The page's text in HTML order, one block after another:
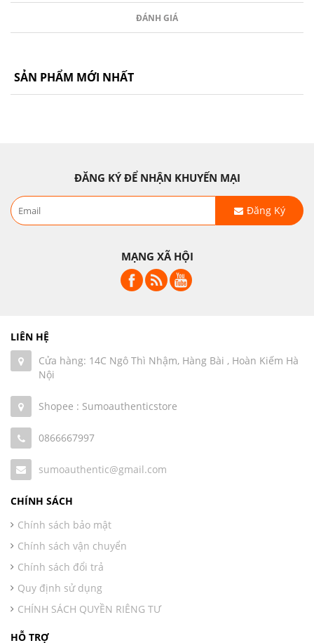
ĐÁNH GIÁ
SẢN PHẨM MỚI NHẤT
ĐĂNG KÝ ĐỂ NHẬN KHUYẾN MẠI
Đăng Ký
MẠNG XÃ HỘI
LIÊN HỆ
Cửa hàng: 14C Ngô Thì Nhậm, Hàng Bài , Hoàn Kiếm Hà
Nội
Shopee : Sumoauthenticstore
0866667997
sumoauthentic@gmail.com
CHÍNH SÁCH
Chính sách bảo mật
Chính sách vận chuyển
Chính sách đổi trả
Quy định sử dụng
CHÍNH SÁCH QUYỀN RIÊNG TƯ
HỖ TRỢ